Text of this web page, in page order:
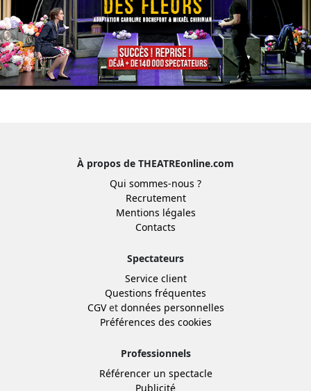
À propos de THEATREonline.com
Qui sommes-nous ?
Recrutement
Mentions légales
Contacts
Spectateurs
Service client
Questions fréquentes
CGVet données personnelles
Préférences des cookies
Professionnels
Référencer un spectacle
Publicité